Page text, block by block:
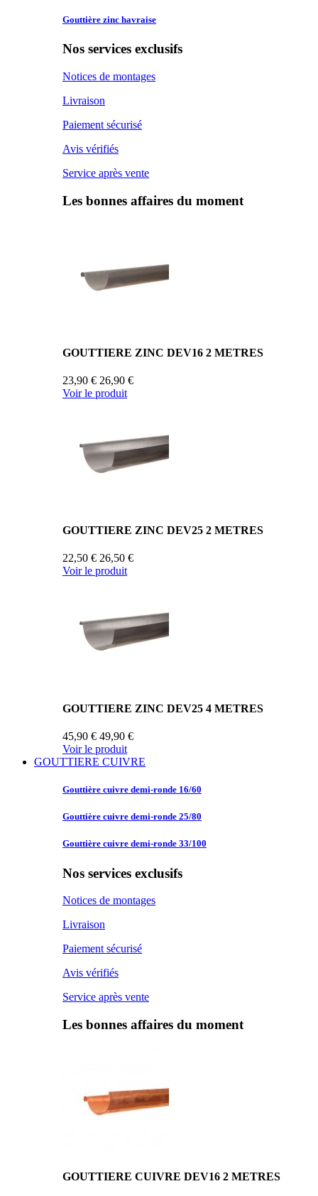
Gouttière zinc havraise
Nos services exclusifs
Notices de montages
Livraison
Paiement sécurisé
Avis vérifiés
Service après vente
Les bonnes affaires du moment
GOUTTIERE ZINC DEV16 2 METRES
23,90 € 26,90 €
Voir le produit
GOUTTIERE ZINC DEV25 2 METRES
22,50 € 26,50 €
Voir le produit
GOUTTIERE ZINC DEV25 4 METRES
45,90 € 49,90 €
Voir le produit
GOUTTIERE CUIVRE
Gouttière cuivre demi-ronde 16/60
Gouttière cuivre demi-ronde 25/80
Gouttière cuivre demi-ronde 33/100
Nos services exclusifs
Notices de montages
Livraison
Paiement sécurisé
Avis vérifiés
Service après vente
Les bonnes affaires du moment
GOUTTIERE CUIVRE DEV16 2 METRES